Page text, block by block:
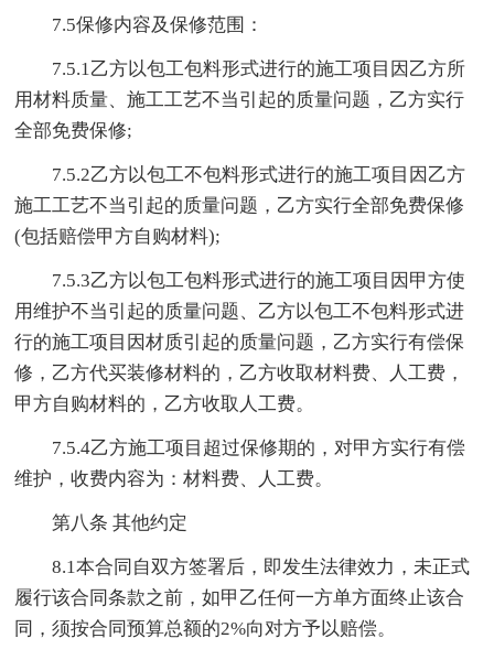
7.5保修内容及保修范围：
7.5.1乙方以包工包料形式进行的施工项目因乙方所
用材料质量、施工工艺不当引起的质量问题，乙方实行
全部免费保修;
7.5.2乙方以包工不包料形式进行的施工项目因乙方
施工工艺不当引起的质量问题，乙方实行全部免费保修
(包括赔偿甲方自购材料);
7.5.3乙方以包工包料形式进行的施工项目因甲方使
用维护不当引起的质量问题、乙方以包工不包料形式进
行的施工项目因材质引起的质量问题，乙方实行有偿保
修，乙方代买装修材料的，乙方收取材料费、人工费，
甲方自购材料的，乙方收取人工费。
7.5.4乙方施工项目超过保修期的，对甲方实行有偿
维护，收费内容为：材料费、人工费。
第八条 其他约定
8.1本合同自双方签署后，即发生法律效力，未正式
履行该合同条款之前，如甲乙任何一方单方面终止该合
同，须按合同预算总额的2%向对方予以赔偿。